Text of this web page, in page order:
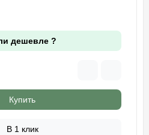
дешевле ?
Купить
В 1 клик